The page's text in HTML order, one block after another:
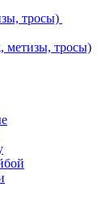
тросы)
метизы, тросы)